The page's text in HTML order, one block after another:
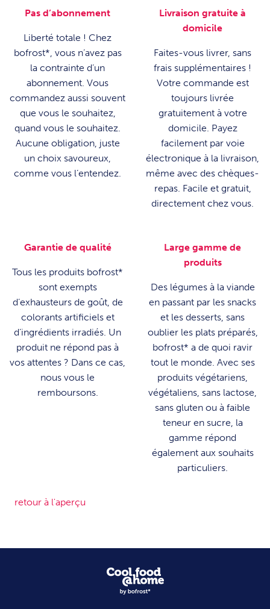
Pas d’abonnement
Liberté totale ! Chez
bofrost*, vous n’avez pas
la contrainte d’un
abonnement. Vous
commandez aussi souvent
que vous le souhaitez,
quand vous le souhaitez.
Aucune obligation, juste
un choix savoureux,
comme vous l’entendez.
Livraison gratuite à
domicile
Faites-vous livrer, sans
frais supplémentaires !
Votre commande est
toujours livrée
gratuitement à votre
domicile. Payez
facilement par voie
électronique à la livraison,
même avec des chèques-
repas. Facile et gratuit,
directement chez vous.
Garantie de qualité
Tous les produits bofrost*
sont exempts
d’exhausteurs de goût, de
colorants artificiels et
d’ingrédients irradiés. Un
produit ne répond pas à
vos attentes ? Dans ce cas,
nous vous le
remboursons.
Large gamme de
produits
Des légumes à la viande
en passant par les snacks
et les desserts, sans
oublier les plats préparés,
bofrost* a de quoi ravir
tout le monde. Avec ses
produits végétariens,
végétaliens, sans lactose,
sans gluten ou à faible
teneur en sucre, la
gamme répond
également aux souhaits
particuliers.
retour à l'aperçu